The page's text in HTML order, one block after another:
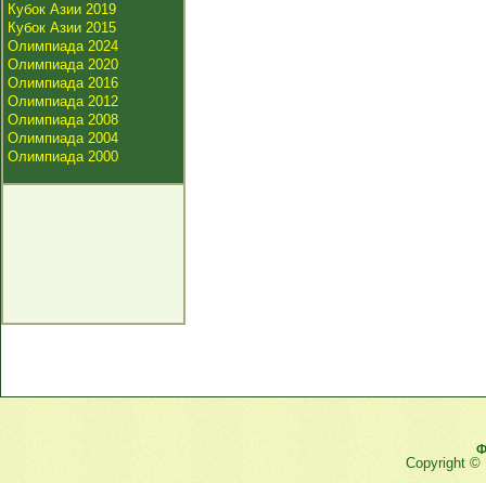
Кубок Азии 2019
Кубок Азии 2015
Олимпиада 2024
Олимпиада 2020
Олимпиада 2016
Олимпиада 2012
Олимпиада 2008
Олимпиада 2004
Олимпиада 2000
Copyright ©